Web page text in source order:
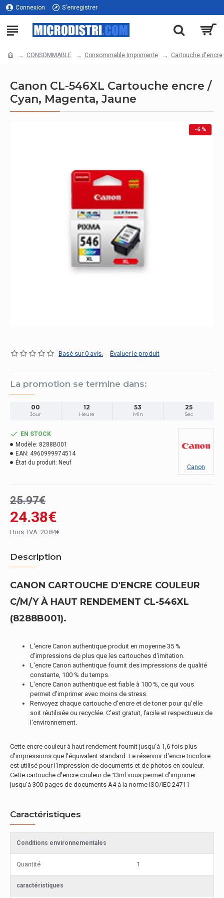
Connexion S'enregistrer
CONSOMMABLE Consommable Imprimante Cartouche d'encre
Canon CL-546XL Cartouche encre /
Cyan, Magenta, Jaune
-6 %
Basé sur 0 avis. - Évaluer le produit
La promotion se termine dans:
00
Jour
12
Heure
53
Min
25
Sec
24.38€
25.97€
Hors TVA: 20.84€
EN STOCK
Modèle: 8288B001
EAN: 4960999974514
État du produit: Neuf
Canon
Description
CANON CARTOUCHE D'ENCRE COULEUR
C/M/Y À HAUT RENDEMENT CL-546XL
(8288B001).
L'encre Canon authentique produit en moyenne 35 %
d'impressions de plus que les cartouches d'imitation.
L'encre Canon authentique fournit des impressions de qualité
constante, 100 % du temps.
L'encre Canon authentique est fiable à 100 %, ce qui vous
permet d'imprimer avec moins de stress.
Renvoyez chaque cartouche d'encre et de toner pour qu'elle
soit réutilisée ou recyclée. C'est gratuit, facile et respectueux de
l'environnement.
Cette encre couleur à haut rendement fournit jusqu'à 1,6 fois plus
d'impressions que l'équivalent standard. Le réservoir d'encre tricolore
est utilisé pour l'impression de documents et de photos en couleur.
Cette cartouche d'encre couleur de 13ml vous permet d'imprimer
jusqu'à 300 pages de documents A4 à la norme ISO/IEC 24711
Caractéristiques
Conditions environnementales
Quantité 1
caractéristiques